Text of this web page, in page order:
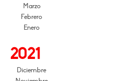
Marzo
Febrero
Enero
2021
Diciembre